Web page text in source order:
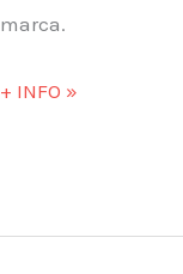
marca.
+ INFO »